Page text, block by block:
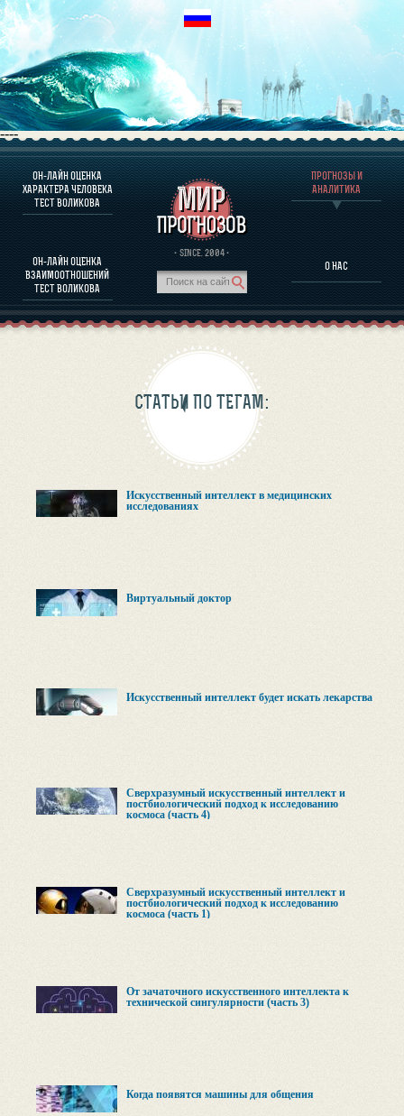
----
ОН-ЛАЙН ОЦЕНКА
ХАРАКТЕРА ЧЕЛОВЕКА
ТЕСТ ВОЛИКОВА
ОН-ЛАЙН ОЦЕНКА
ВЗАИМООТНОШЕНИЙ
ТЕСТ ВОЛИКОВА
· SINCE. 2004 ·
ПРОГНОЗЫ И
АНАЛИТИКА
О НАС
О ПРОГРАММЕ
ОЦЕНКА ХАРАКТЕРA ЧЕЛОВЕКА
ОЦЕНКА ХАРАКТЕРА ВЫДАЮЩИХСЯ ЛИЧНОСТЕЙ
О ПРОГРАММЕ
ПРОГНОЗЫ И АНАЛИТИКА
СТАТЬИ ПО ТЕГАМ:
Искусственный интеллект в медицинских
исследованиях
Виртуальный доктор
Искусственный интеллект будет искать лекарства
Сверхразумный искусственный интеллект и
постбиологический подход к исследованию
космоса (часть 4)
Сверхразумный искусственный интеллект и
постбиологический подход к исследованию
космоса (часть 1)
От зачаточного искусственного интеллекта к
технической сингулярности (часть 3)
Когда появятся машины для общения